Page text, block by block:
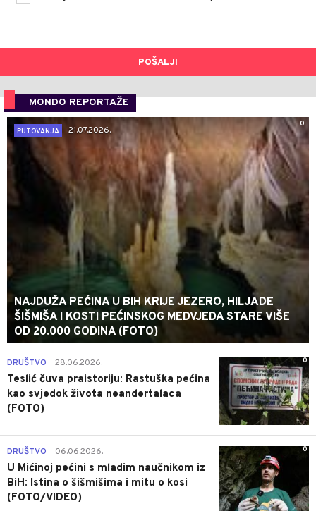
POŠALJI
MONDO REPORTAŽE
0
PUTOVANJA
21.07.2026.
NAJDUŽA PEĆINA U BIH KRIJE JEZERO, HILJADE
ŠIŠMIŠA I KOSTI PEĆINSKOG MEDVJEDA STARE VIŠE
OD 20.000 GODINA (FOTO)
0
DRUŠTVO 28.06.2026.
Teslić čuva praistoriju: Rastuška pećina
kao svjedok života neandertalaca
(FOTO)
0
DRUŠTVO 06.06.2026.
U Mićinoj pećini s mladim naučnikom iz
BiH: Istina o šišmišima i mitu o kosi
(FOTO/VIDEO)